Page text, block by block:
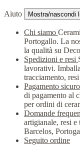
Aiuto Mostra/nascondi
Chi siamo
Portogallo. La
la qualità su
Spedizioni e resi
lavorativi.
tracciamento,
Pagamento sicuro
di pagamento al
per ordini di
Domande
artigianale, resi e
Barcelos,
Seguito ordine